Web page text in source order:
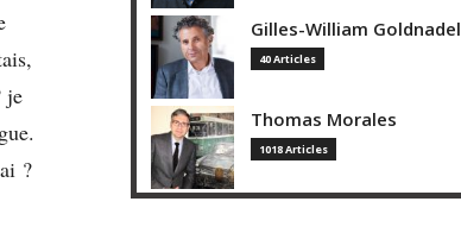
je
?
Gilles-William Goldnadel
40 Articles
Thomas Morales
1018 Articles